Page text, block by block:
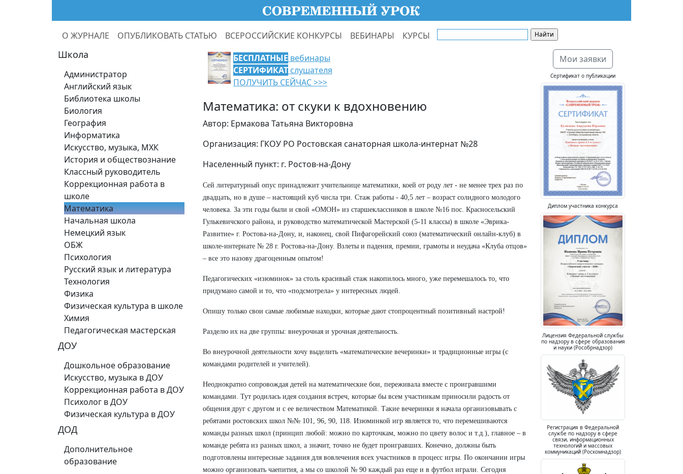
О ЖУРНАЛЕ ОПУБЛИКОВАТЬ СТАТЬЮ ВСЕРОССИЙСКИЕ КОНКУРСЫ ВЕБИНАРЫ КУРСЫ
Школа
Администратор
Английский язык
Библиотека школы
Биология
География
Информатика
Искусство, музыка, МХК
История и обществознание
Классный руководитель
Коррекционная работа в
школе
Математика
Начальная школа
Немецкий язык
ОБЖ
Психология
Русский язык и литература
Технология
Физика
Физическая культура в школе
Химия
Педагогическая мастерская
ДОУ
Дошкольное образование
Искусство, музыка в ДОУ
Коррекционная работа в ДОУ
Психолог в ДОУ
Физическая культура в ДОУ
ДОД
Дополнительное
образование
БЕСПЛАТНЫЕ вебинары
СЕРТИФИКАТ слушателя
ПОЛУЧИТЬ СЕЙЧАС >>>
Математика: от скуки к вдохновению
Автор: Ермакова Татьяна Викторовна
Организация: ГКОУ РО Ростовская санаторная школа-интернат №28
Населенный пункт: г. Ростов-на-Дону
Сей литературный опус принадлежит учительнице математики, коей от роду лет - не менее трех раз по
двадцать, но в душе – настоящий куб числа три. Стаж работы - 40,5 лет – возраст солидного молодого
человека. За эти годы были и свой «ОМОН» из старшеклассников в школе №16 пос. Красносельский
Гулькевичского района, и руководство математической Мастерской (5-11 классы) в школе «Эврика-
Развитие» г. Ростова-на-Дону, и, наконец, свой Пифагорейский союз (математический онлайн-клуб) в
школе-интернате № 28 г. Ростова-на-Дону. Взлеты и падения, премии, грамоты и неудача «Клуба отцов»
– все это назову драгоценным опытом!
Педагогических «изюминок» за столь красивый стаж накопилось много, уже перемешалось то, что
придумано самой и то, что «подсмотрела» у интересных людей.
Опишу только свои самые любимые находки, которые дают стопроцентный позитивный настрой!
Разделю их на две группы: внеурочная и урочная деятельность.
Во внеурочной деятельности хочу выделить «математические вечеринки» и традиционные игры (с
командами родителей и учителей).
Неоднократно сопровождая детей на математические бои, переживала вместе с проигравшими
командами. Тут родилась идея создания встреч, которые бы всем участникам приносили радость от
общения друг с другом и с ее величеством Математикой. Такие вечеринки я начала организовывать с
ребятами ростовских школ №№ 101, 96, 90, 118. Изюминкой игр является то, что перемешиваются
команды разных школ (принцип любой: можно по карточкам, можно по цвету волос и т.д.), главное – в
команде ребята из разных школ, а значит, точно не будет проигравших. Конечно, должны быть
подготовлены интересные задания для вовлечения всех участников в процесс игры. По окончании игры
можно организовать чаепития, а мы со школой № 90 каждый раз еще и в футбол играли. Сегодня
Мои заявки
Сертификат о публикации
Диплом участника конкурса
Лицензия Федеральной службы
по надзору в сфере образования
и науки (Рособрнадзор)
Регистрация в Федеральной
службе по надзору в сфере
связи, информационных
технологий и массовых
коммуникаций (Роскомнадзор)